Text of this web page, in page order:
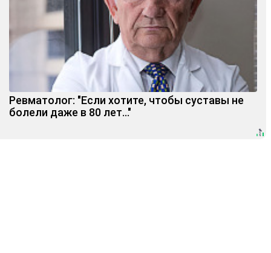
Ревматолог: "Если хотите, чтобы суставы не
болели даже в 80 лет..."